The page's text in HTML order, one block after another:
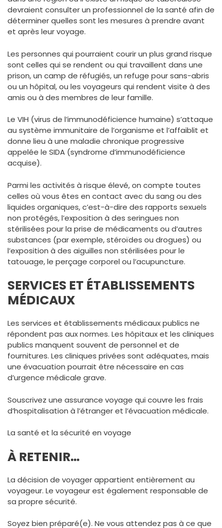
devraient consulter un professionnel de la santé afin de
déterminer quelles sont les mesures à prendre avant
et après leur voyage.
Les personnes qui pourraient courir un plus grand risque
sont celles qui se rendent ou qui travaillent dans une
prison, un camp de réfugiés, un refuge pour sans-abris
ou un hôpital, ou les voyageurs qui rendent visite à des
amis ou à des membres de leur famille.
Le VIH (virus de l’immunodéficience humaine) s’attaque
au système immunitaire de l’organisme et l’affaiblit et
donne lieu à une maladie chronique progressive
appelée le SIDA (syndrome d’immunodéficience
acquise).
Parmi les activités à risque élevé, on compte toutes
celles où vous êtes en contact avec du sang ou des
liquides organiques, c’est-à-dire des rapports sexuels
non protégés, l’exposition à des seringues non
stérilisées pour la prise de médicaments ou d’autres
substances (par exemple, stéroïdes ou drogues) ou
l’exposition à des aiguilles non stérilisées pour le
tatouage, le perçage corporel ou l’acupuncture.
SERVICES ET ÉTABLISSEMENTS
MÉDICAUX
Les services et établissements médicaux publics ne
répondent pas aux normes. Les hôpitaux et les cliniques
publics manquent souvent de personnel et de
fournitures. Les cliniques privées sont adéquates, mais
une évacuation pourrait être nécessaire en cas
d’urgence médicale grave.
Souscrivez une assurance voyage qui couvre les frais
d’hospitalisation à l’étranger et l’évacuation médicale.
La santé et la sécurité en voyage
À RETENIR…
La décision de voyager appartient entièrement au
voyageur. Le voyageur est également responsable de
sa propre sécurité.
Soyez bien préparé(e). Ne vous attendez pas à ce que